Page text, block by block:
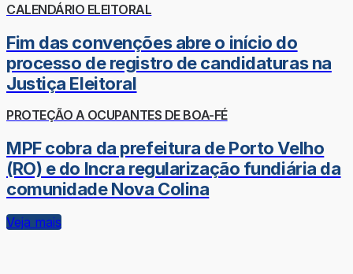
CALENDÁRIO ELEITORAL
Fim das convenções abre o início do
processo de registro de candidaturas na
Justiça Eleitoral
PROTEÇÃO A OCUPANTES DE BOA-FÉ
MPF cobra da prefeitura de Porto Velho
(RO) e do Incra regularização fundiária da
comunidade Nova Colina
Veja mais